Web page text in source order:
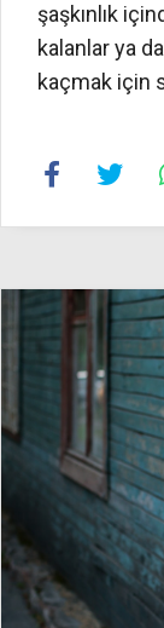
şaşkınlık
kalanlar ya
kaçmak için